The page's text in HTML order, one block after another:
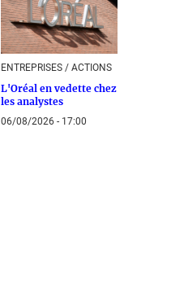
ENTREPRISES / ACTIONS
L'Oréal en vedette chez
les analystes
06/08/2026 - 17:00